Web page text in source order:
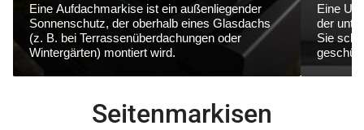
Eine Aufdachmarkise ist ein außenliegender
Sonnenschutz, der oberhalb eines Glasdachs
(z. B. bei Terrassenüberdachungen oder
Wintergärten) montiert wird.
Eine
der
Sie
Seitenmarkisen